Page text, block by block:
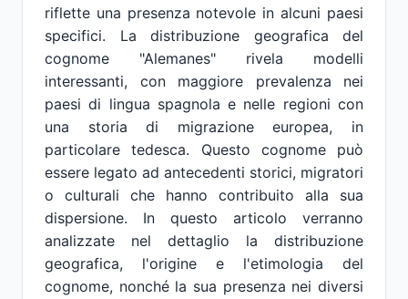
riflette una presenza notevole in alcuni paesi
specifici. La distribuzione geografica del
cognome "Alemanes" rivela modelli
interessanti, con maggiore prevalenza nei
paesi di lingua spagnola e nelle regioni con
una storia di migrazione europea, in
particolare tedesca. Questo cognome può
essere legato ad antecedenti storici, migratori
o culturali che hanno contribuito alla sua
dispersione. In questo articolo verranno
analizzate nel dettaglio la distribuzione
geografica, l'origine e l'etimologia del
cognome, nonché la sua presenza nei diversi